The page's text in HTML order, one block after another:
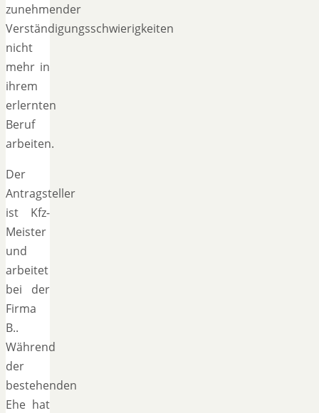
zunehmender
Verständigungsschwierigkeiten
nicht
mehr in
ihrem
erlernten
Beruf
arbeiten.
Der
Antragsteller
ist Kfz-
Meister
und
arbeitet
bei der
Firma
B..
Während
der
bestehenden
Ehe hat